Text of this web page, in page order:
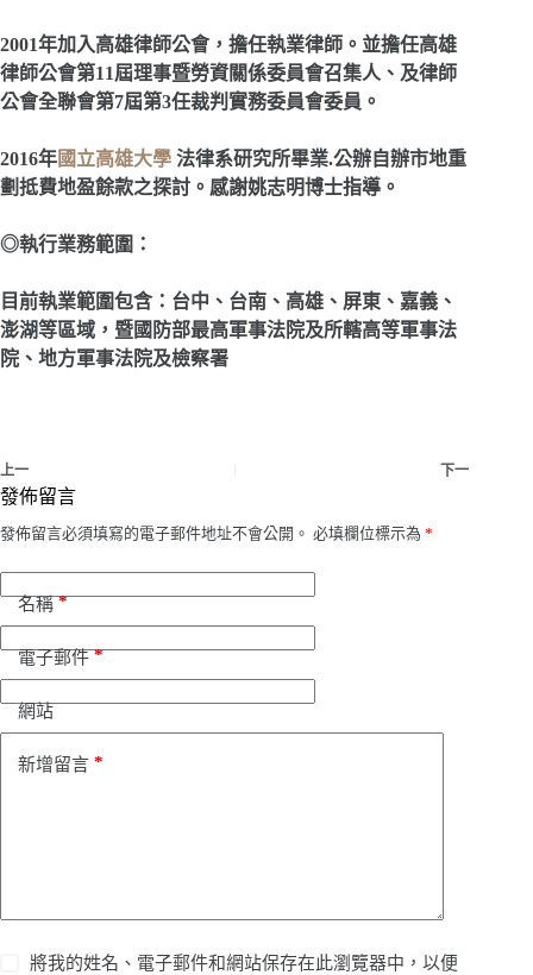
2001年加入高雄律師公會，擔任執業律師。並擔任高雄
律師公會第11屆理事暨勞資關係委員會召集人、及律師
公會全聯會第7屆第3任裁判實務委員會委員。
2016年國立高雄大學 法律系研究所畢業.公辦自辦市地重
劃抵費地盈餘款之探討。感謝姚志明博士指導。
◎執行業務範圍：
目前執業範圍包含：台中、台南、高雄、屏東、嘉義、
澎湖等區域，暨國防部最高軍事法院及所轄高等軍事法
院、地方軍事法院及檢察署
上一 下一
發佈留言
發佈留言必須填寫的電子郵件地址不會公開。 必填欄位標示為 *
名稱*
電子郵件*
網站
新增留言 *
將我的姓名、電子郵件和網站保存在此瀏覽器中，以便